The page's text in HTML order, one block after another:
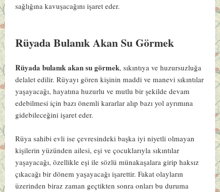
sağlığına kavuşacağını işaret eder.
Rüyada Bulanık Akan Su Görmek
Rüyada bulanık akan su görmek, sıkıntıya ve huzursuzluğa
delalet edilir. Rüyayı gören kişinin maddi ve manevi sıkıntılar
yaşayacağı, hayatına huzurlu ve mutlu bir şekilde devam
edebilmesi için bazı önemli kararlar alıp bazı yol ayrımına
gidebileceğini işaret eder.
Rüya sahibi evli ise çevresindeki başka iyi niyetli olmayan
kişilerin yüzünden ailesi, eşi ve çocuklarıyla sıkıntılar
yaşayacağı, özellikle eşi ile sözlü münakaşalara girip haksız
çıkacağı bir dönem yaşayacağı işarettir. Fakat olayların
üzerinden biraz zaman geçtikten sonra onları bu duruma